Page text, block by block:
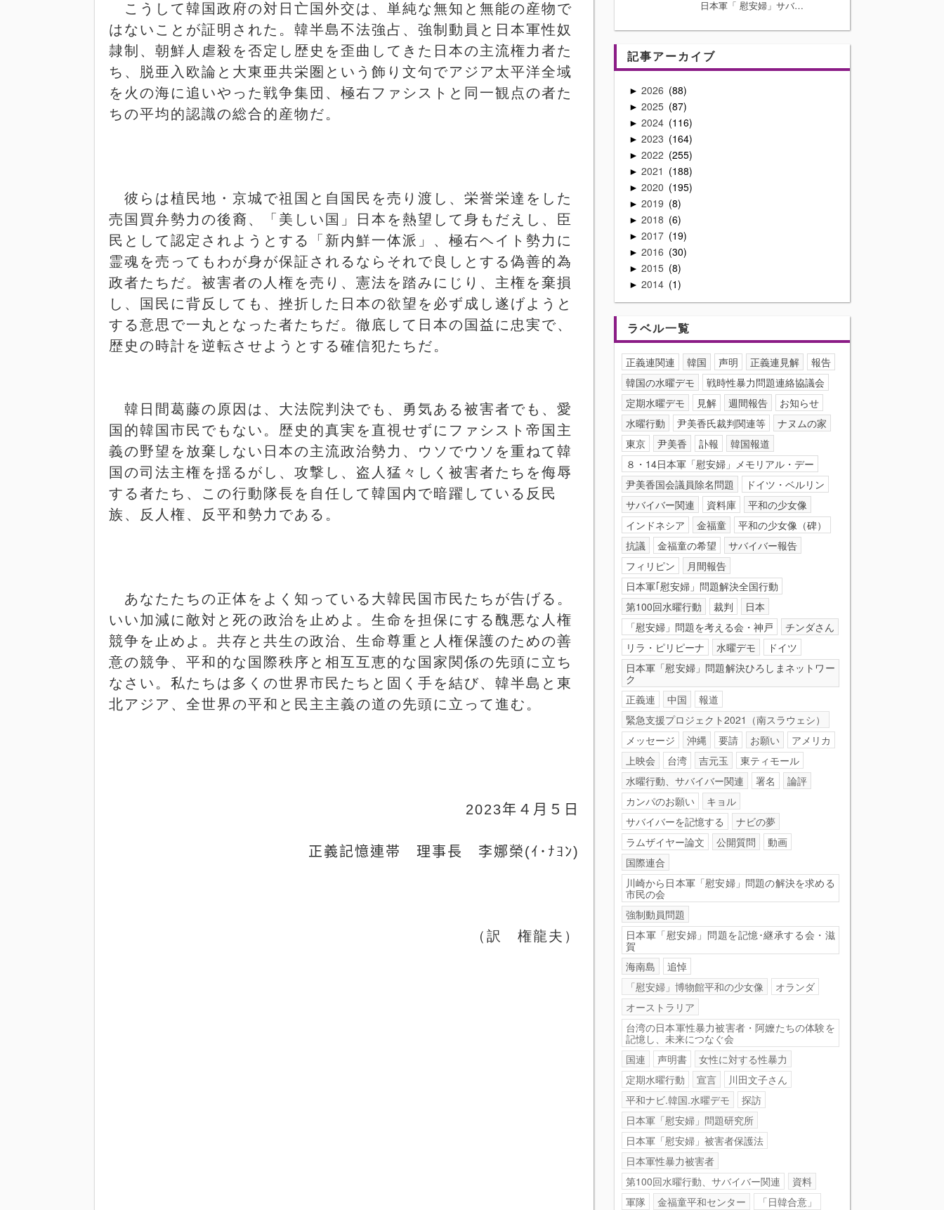
こうして韓国政府の対日亡国外交は、単純な無知と無能の産物で
はないことが証明された。韓半島不法強占、強制動員と日本軍性奴
隷制、朝鮮人虐殺を否定し歴史を歪曲してきた日本の主流権力者た
ち、脱亜入欧論と大東亜共栄圏という飾り文句でアジア太平洋全域
を火の海に追いやった戦争集団、極右ファシストと同一観点の者た
ちの平均的認識の総合的産物だ。
彼らは植民地・京城で祖国と自国民を売り渡し、栄誉栄達をした
売国買弁勢力の後裔、「美しい国」日本を熱望して身もだえし、臣
民として認定されようとする「新内鮮一体派」、極右ヘイト勢力に
霊魂を売ってもわが身が保証されるならそれで良しとする偽善的為
政者たちだ。被害者の人権を売り、憲法を踏みにじり、主権を棄損
し、国民に背反しても、挫折した日本の欲望を必ず成し遂げようと
する意思で一丸となった者たちだ。徹底して日本の国益に忠実で、
歴史の時計を逆転させようとする確信犯たちだ。
韓日間葛藤の原因は、大法院判決でも、勇気ある被害者でも、愛
国的韓国市民でもない。歴史的真実を直視せずにファシスト帝国主
義の野望を放棄しない日本の主流政治勢力、ウソでウソを重ねて韓
国の司法主権を揺るがし、攻撃し、盗人猛々しく被害者たちを侮辱
する者たち、この行動隊長を自任して韓国内で暗躍している反民
族、反人権、反平和勢力である。
あなたたちの正体をよく知っている大韓民国市民たちが告げる。
いい加減に敵対と死の政治を止めよ。生命を担保にする醜悪な人権
競争を止めよ。共存と共生の政治、生命尊重と人権保護のための善
意の競争、平和的な国際秩序と相互互恵的な国家関係の先頭に立ち
なさい。私たちは多くの世界市民たちと固く手を結び、韓半島と東
北アジア、全世界の平和と民主主義の道の先頭に立って進む。
2023年４月５日
正義記憶連帯 理事長 李娜榮(ｲ ･ ﾅﾖﾝ)
（訳 権龍夫）
日本軍「 慰安婦」サバ…
記事アーカイブ
► 2026 88
► 2025 87
► 2024 116
► 2023 164
► 2022 255
► 2021 188
► 2020 195
► 2019 8
► 2018 6
► 2017 19
► 2016 30
► 2015 8
► 2014 1
ラベル一覧
正義連関連 韓国 声明 正義連見解
報告
韓国の水曜デモ
戦時性暴力問題連絡協議会
定期水曜デモ
見解 週間報告
お知らせ
水曜行動
尹美香氏裁判関連等
ナヌムの家
東京
尹美香 訃報
韓国報道
８・14日本軍「慰安婦」メモリアル・デー
尹美香国会議員除名問題
ドイツ・ベルリン
サバイバー関連
資料庫
平和の少女像
インドネシア
金福童
平和の少女像（碑）
抗議
金福童の希望
サバイバー報告
フィリピン
月間報告
日本軍｢慰安婦」問題解決全国行動
第100回水曜行動
裁判
日本
「慰安婦」問題を考える会・神戸
チンダさん
リラ・ピリピーナ
水曜デモ
ドイツ
日本軍「慰安婦」問題解決ひろしまネットワー
ク
正義連
中国
報道
緊急支援プロジェクト2021（南スラウェシ）
メッセージ
沖縄 要請 お願い
アメリカ
上映会
台湾 吉元玉
東ティモール
水曜行動、サバイバー関連
署名
論評
カンパのお願い
キョル
サバイバーを記憶する
ナビの夢
ラムザイヤー論文
公開質問
動画
国際連合
川崎から日本軍「慰安婦」問題の解決を求める
市民の会
強制動員問題
日本軍「慰安婦」問題を記憶･継承する会・滋
賀
海南島
追悼
「慰安婦」博物館平和の少女像
オランダ
オーストラリア
台湾の日本軍性暴力被害者・阿嬤たちの体験を
記憶し、未来につなぐ会
国連
声明書
女性に対する性暴力
定期水曜行動
宣言
川田文子さん
平和ナビ.韓国.水曜デモ
探訪
日本軍「慰安婦」問題研究所
日本軍「慰安婦」被害者保護法
日本軍性暴力被害者
第100回水曜行動、サバイバー関連
資料
軍隊
金福童平和センター 「日韓合意」